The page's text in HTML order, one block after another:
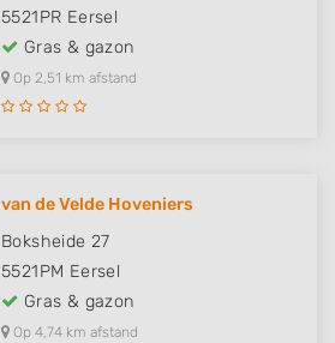
5521PR Eersel
Gras & gazon
Op 2,51 km afstand
van de Velde Hoveniers
Boksheide 27
5521PM Eersel
Gras & gazon
Op 4,74 km afstand